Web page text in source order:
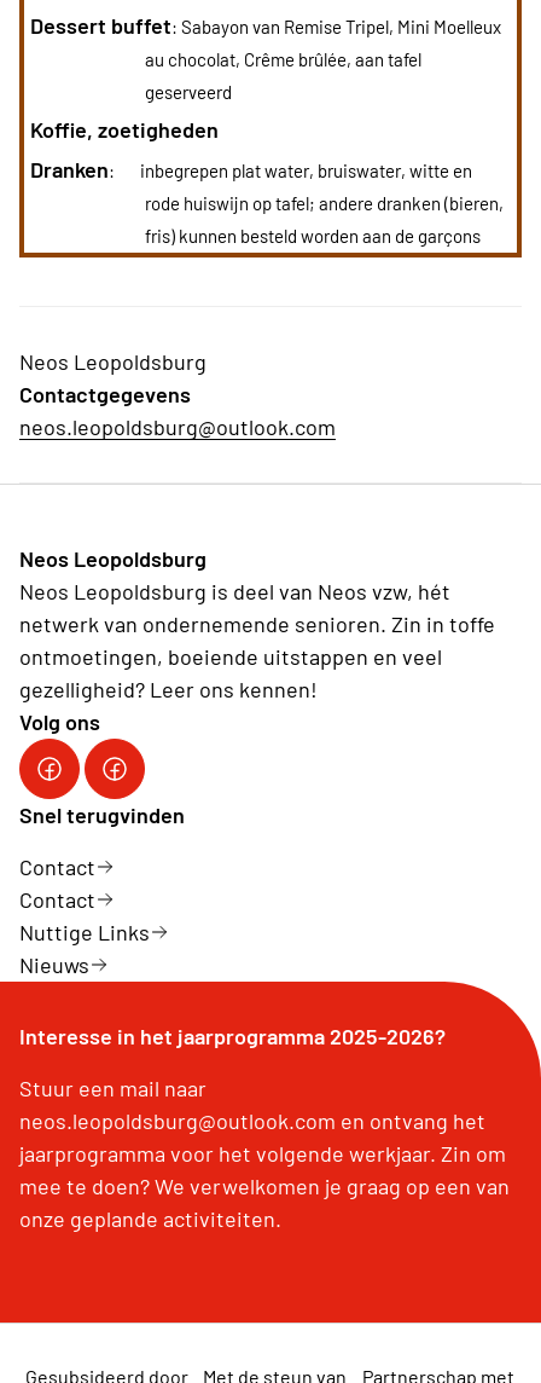
Dessert buffet: Sabayon van Remise Tripel, Mini Moelleux
au chocolat, Crême brûlée, aan tafel
geserveerd
Koffie, zoetigheden
Dranken: inbegrepen plat water, bruiswater, witte en
rode huiswijn op tafel; andere dranken (bieren,
fris) kunnen besteld worden aan de garçons
Neos Leopoldsburg
Contactgegevens
neos.leopoldsburg@outlook.com
Neos Leopoldsburg
Neos Leopoldsburg is deel van Neos vzw, hét
netwerk van ondernemende senioren. Zin in toffe
ontmoetingen, boeiende uitstappen en veel
gezelligheid? Leer ons kennen!
Volg ons
Neos Leopoldsburg
Snel terugvinden
Contact
Contact
Nuttige Links
Nieuws
Interesse in het jaarprogramma 2025-2026?
Stuur een mail naar
neos.leopoldsburg@outlook.com en ontvang het
jaarprogramma voor het volgende werkjaar. Zin om
mee te doen? We verwelkomen je graag op een van
onze geplande activiteiten.
Gesubsideerd door Met de steun van Partnerschap met